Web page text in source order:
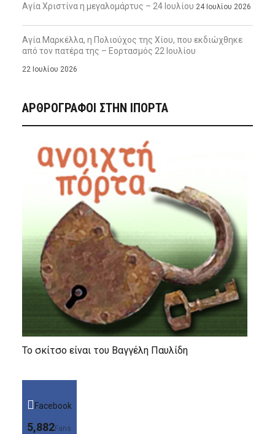
Αγία Χριστίνα η μεγαλομάρτυς – 24 Ιουλίου 24 Ιουλίου 2026
Αγία Μαρκέλλα, η Πολιούχος της Χίου, που εκδιώχθηκε
από τον πατέρα της – Εορτασμός 22 Ιουλίου
22 Ιουλίου 2026
ΑΡΘΡΟΓΡΑΦΟΙ ΣΤΗΝ IΠΟΡΤΑ
Το σκίτσο είναι του Βαγγέλη Παυλίδη
Facebook
5,882Fans